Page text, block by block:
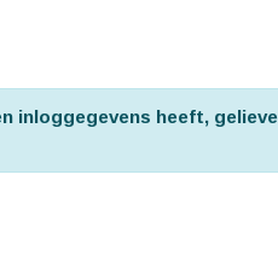
inloggegevens heeft, gelieve